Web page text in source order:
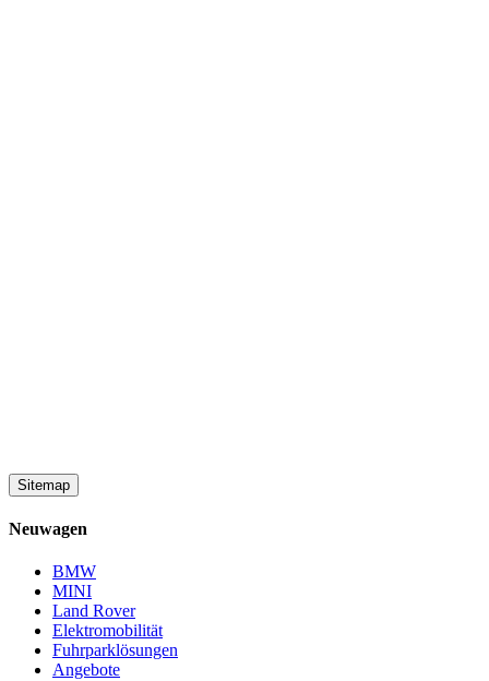
Sitemap
Neuwagen
BMW
MINI
Land Rover
Elektromobilität
Fuhrparklösungen
Angebote